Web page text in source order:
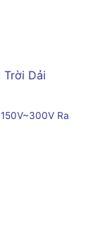
Ra